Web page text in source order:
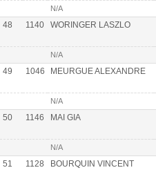
N/A
48 1140 WORINGER LASZLO
N/A
49 1046 MEURGUE ALEXANDRE
N/A
50 1146 MAI GIA
N/A
51 1128 BOURQUIN VINCENT